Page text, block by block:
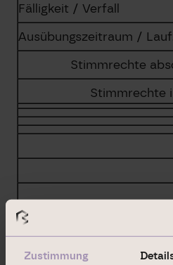
Zustimmung
Fälligkeit / Verfall
Ausübungs­zeitraum /
Stimmrechte
Stimmrechte
Summe